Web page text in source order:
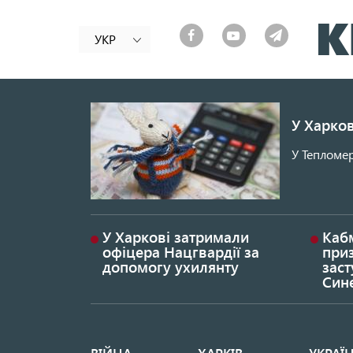
УКР
У
У
У Харкові затримали
офіцера Нацгвардії за
допомогу ухилянту